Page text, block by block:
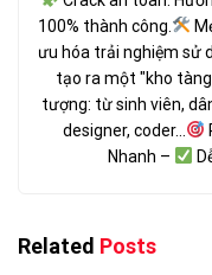
100% thành công.
ưu hóa trải nghiệm sử
tạo ra một "kho
tượng: từ sinh viên,
designer, coder...
Nhanh –
Related Posts